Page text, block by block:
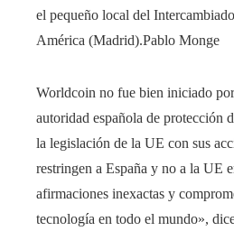
el pequeño local del
América (Madrid).Pablo Monge
Worldcoin no fue bien iniciado
autoridad española de protección
la legislación de la UE con sus
restringen a España y no a la UE
afirmaciones inexactas y
tecnología en todo el mundo»,